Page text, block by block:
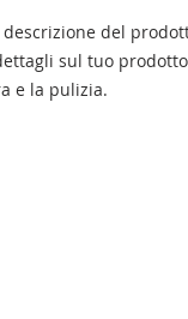
descrizione del
sul tuo
e la pulizia.